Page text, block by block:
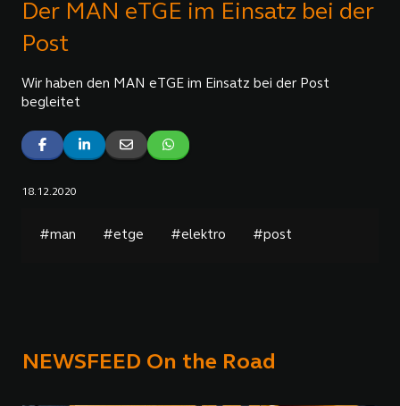
Der MAN eTGE im Einsatz bei der
Post
Wir haben den MAN eTGE im Einsatz bei der Post
begleitet
18.12.2020
#man #etge #elektro #post
NEWSFEED On the Road